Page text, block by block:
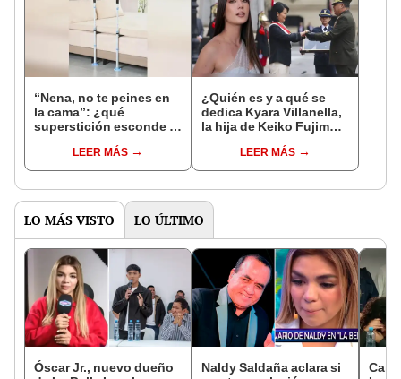
“Nena, no te peines en
la cama”: ¿qué
superstición esconde la
Enanitos Verdes?
LEER MÁS
¿Quién es y a qué se
dedica Kyara Villanella,
la hija de Keiko Fujimori
nivel nacional?
LEER MÁS
LO MÁS VISTO LO ÚLTIMO
Óscar Jr., nuevo dueño
Naldy Saldaña aclara si